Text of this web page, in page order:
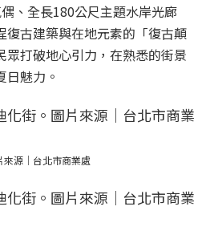
、全長180公尺主題水岸光廊
復古建築與在地元素的「復古顛
眾打破地心引力，在熟悉的街景
日魅力。
源｜台北市商業處